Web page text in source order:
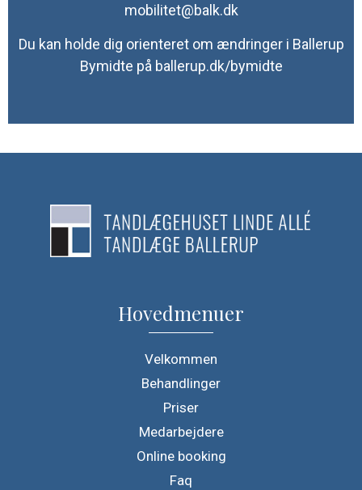
mobilitet@balk.dk
Du kan holde dig orienteret om ændringer i Ballerup
Bymidte på ballerup.dk/bymidte
Hovedmenuer
Velkommen
Behandlinger
Priser
Medarbejdere
Online booking
Faq